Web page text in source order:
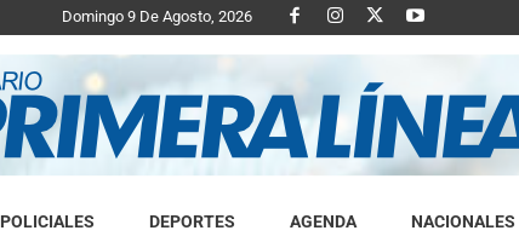
Domingo 9 De Agosto, 2026
POLICIALES DEPORTES AGENDA NACIONALES